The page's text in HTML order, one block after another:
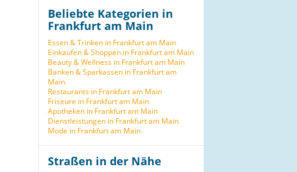
Beliebte Kategorien in
Frankfurt am Main
Essen & Trinken in Frankfurt am Main
Einkaufen & Shoppen in Frankfurt am Main
Beauty & Wellness in Frankfurt am Main
Banken & Sparkassen in Frankfurt am
Main
Restaurants in Frankfurt am Main
Friseure in Frankfurt am Main
Apotheken in Frankfurt am Main
Dienstleistungen in Frankfurt am Main
Mode in Frankfurt am Main
Straßen in der Nähe